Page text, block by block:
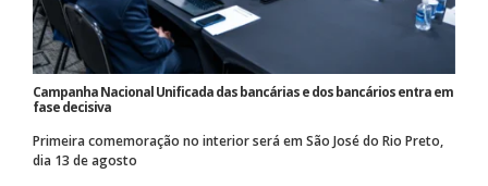
Campanha Nacional Unificada das bancárias e dos bancários entra em
fase decisiva
Primeira comemoração no interior será em São José do Rio Preto,
dia 13 de agosto